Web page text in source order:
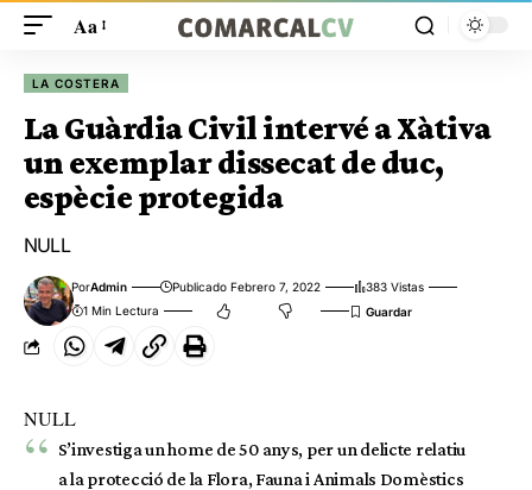
Aa
LA COSTERA
La Guàrdia Civil intervé a Xàtiva
un exemplar dissecat de duc,
espècie protegida
NULL
PorAdmin Publicado Febrero 7, 2022
383 Vistas
1 Min Lectura
NULL
S’investiga un home de 50 anys, per un delicte relatiu
a la protecció de la Flora, Fauna i Animals Domèstics